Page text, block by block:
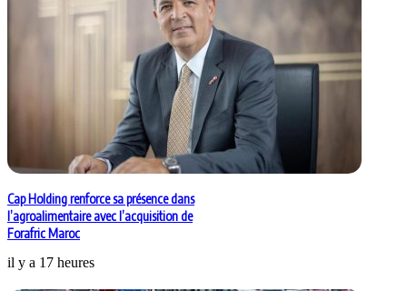
Cap Holding renforce sa présence dans
l’agroalimentaire avec l’acquisition de
Forafric Maroc
il y a 17 heures